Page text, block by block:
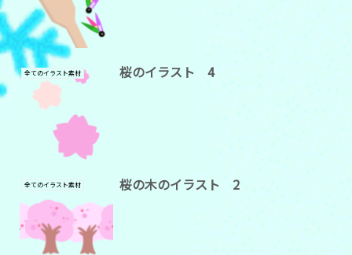
全てのイラスト素材 桜のイラスト 4
全てのイラスト素材 桜の木のイラスト 2